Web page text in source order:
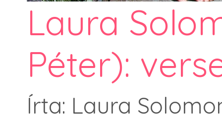
Laura
Péter):
Írta: Laura